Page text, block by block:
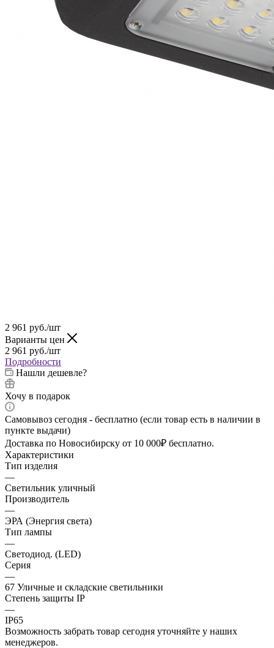
2 961 руб./шт
Варианты цен
2 961 руб./шт
Подробности
Нашли дешевле?
Хочу в подарок
Самовывоз сегодня - бесплатно (если товар есть в наличии в
пункте выдачи)
Доставка по Новосибирску от 10 000₽ бесплатно.
Характеристики
Тип изделия
—
Светильник уличный
Производитель
—
ЭРА (Энергия света)
Тип лампы
—
Светодиод. (LED)
Серия
—
67 Уличные и складские светильники
Степень защиты IP
—
IP65
Возможность забрать товар сегодня уточняйте у наших
менеджеров.